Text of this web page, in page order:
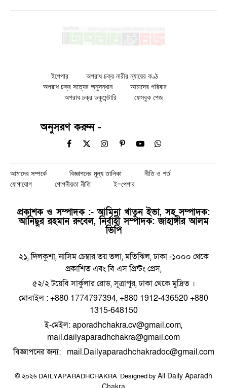
ইপেপার
অপরাধ চক্র নারীর ন্যায়ের কণ্ঠ
অপরাধ চক্র সত্যের অনুসন্ধান
আমাদের পরিবার
অপরাধ চক্র ডকুমেন্টারি
ফেসবুক পেজ
অনুসরণ করুন -
Facebook
X
InstagramPinterestYouTubeWhatsApp
আমাদের সম্পর্কে বিজ্ঞাপনের মূল্য তালিকা
নীতি ও শর্ত
যোগাযোগ
গোপনীয়তা নীতি ই-পেপার
প্রকাশক ও সম্পাদক :- আমিনা খাতুন ইভা, সহ সম্পাদক:
আনিছুর রহমান রুবেল, নির্বাহী সম্পাদক: জাহাঙ্গীর আলম
ভিপি
২১, দিলকুশা, নাসিম চেম্বার তয় তলা, মতিঝিল, ঢাকা -১০০০ থেকে
প্রকাশিত এবং বি এস প্রিন্টং প্রেস,
৫২/২ টয়েবি সার্কুলার রোড, সূত্রাপুর, ঢাকা থেকে মুদ্রিত ।
মোবাইল : +880 1774797394, +880 1912-436520 +880
1315-648150
ই-মেইল: aporadhchakra.cv@gmail.com,
mail.dailyaparadhchakra@gmail.com
বিজ্ঞাপনের জন্য: mail.Dailyaparadhchakradoc@gmail.com
© ২০২৬ DAILYAPARADHCHAKRA. Designed by All Daily Aparadh